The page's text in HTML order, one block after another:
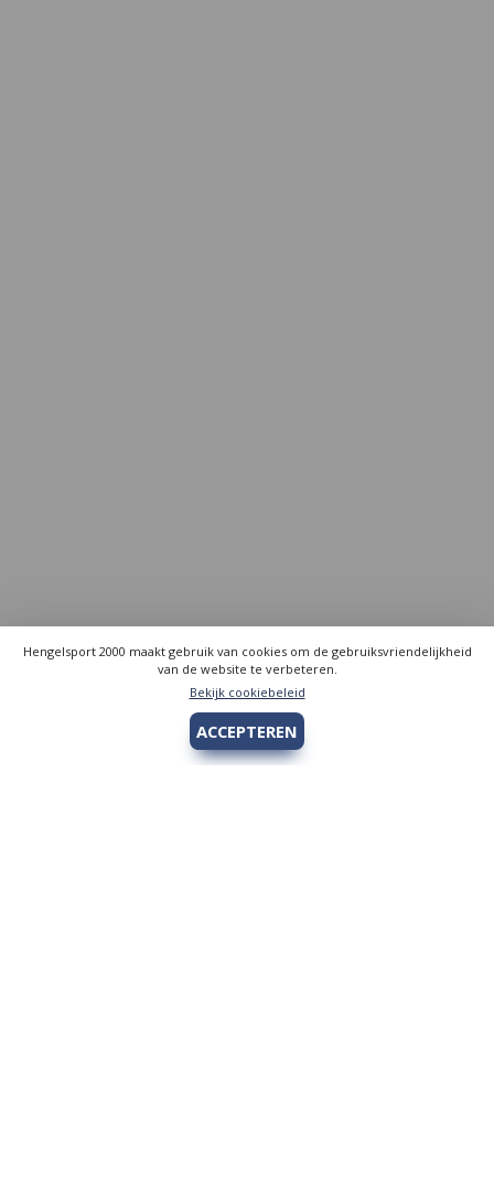
Hengelsport 2000 maakt gebruik van cookies om de gebruiksvriendelijkheid
van de website te verbeteren.
Bekijk cookiebeleid
ACCEPTEREN